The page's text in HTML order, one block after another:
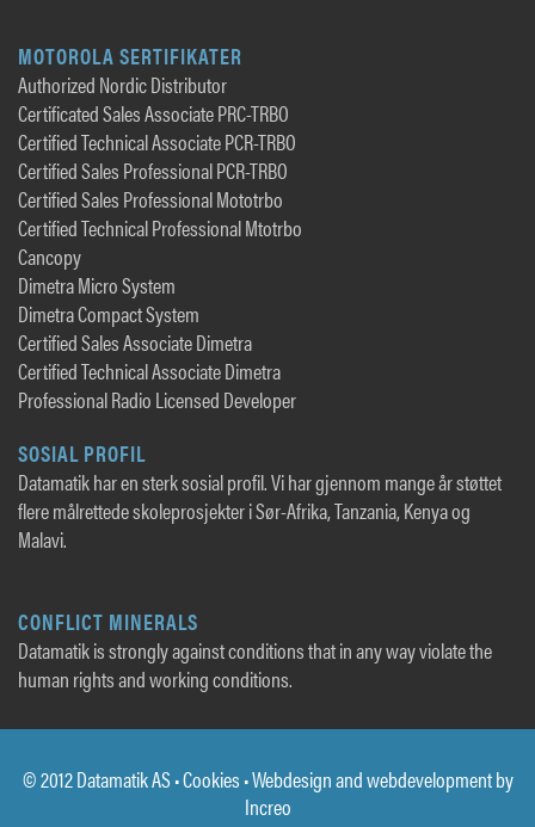
MOTOROLA SERTIFIKATER
Authorized Nordic Distributor
Certificated Sales Associate PRC-TRBO
Certified Technical Associate PCR-TRBO
Certified Sales Professional PCR-TRBO
Certified Sales Professional Mototrbo
Certified Technical Professional Mtotrbo
Cancopy
Dimetra Micro System
Dimetra Compact System
Certified Sales Associate Dimetra
Certified Technical Associate Dimetra
Professional Radio Licensed Developer
SOSIAL PROFIL
Datamatik har en sterk sosial profil. Vi har gjennom mange år støttet
flere målrettede skoleprosjekter i Sør-Afrika, Tanzania, Kenya og
Malavi.
CONFLICT MINERALS
Datamatik is strongly against conditions that in any way violate the
human rights and working conditions.
© 2012 Datamatik AS •Cookies • Webdesign and webdevelopment by
Increo